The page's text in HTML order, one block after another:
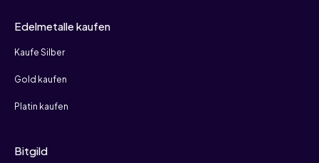
Edelmetalle kaufen
Kaufe Silber
Gold kaufen
Platin kaufen
Bitgild